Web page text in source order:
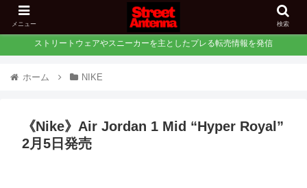
ストリートウェアやスニーカーを主としたプレる転売情報を発信
ホーム NIKE
《Nike》Air Jordan 1 Mid “Hyper Royal”
2月5日発売
メニュー 検索